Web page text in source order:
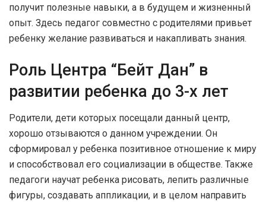
получит полезные навыки, а в будущем и жизненный
опыт. Здесь педагог совместно с родителями привьет
ребенку желание развиваться и накапливать знания.
Роль Центра “Бейт Дан” в
развитии ребенка до 3-х лет
Родители, дети которых посещали данный центр,
хорошо отзываются о данном учреждении. Он
сформировал у ребенка позитивное отношение к миру
и способствовал его социализации в обществе. Также
педагоги научат ребенка рисовать, лепить различные
фигуры, создавать аппликации, и в целом направить